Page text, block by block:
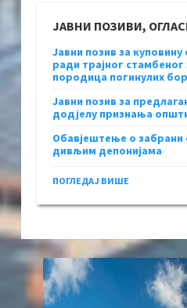
ЈАВНИ ПОЗИВИ,
Јавни позив за
ради трајног
породица погинулих
Јавни позив за
додјелу признања
Обавјештење о
дивљим депонијама
ПОГЛЕДАЈ ВИШЕ